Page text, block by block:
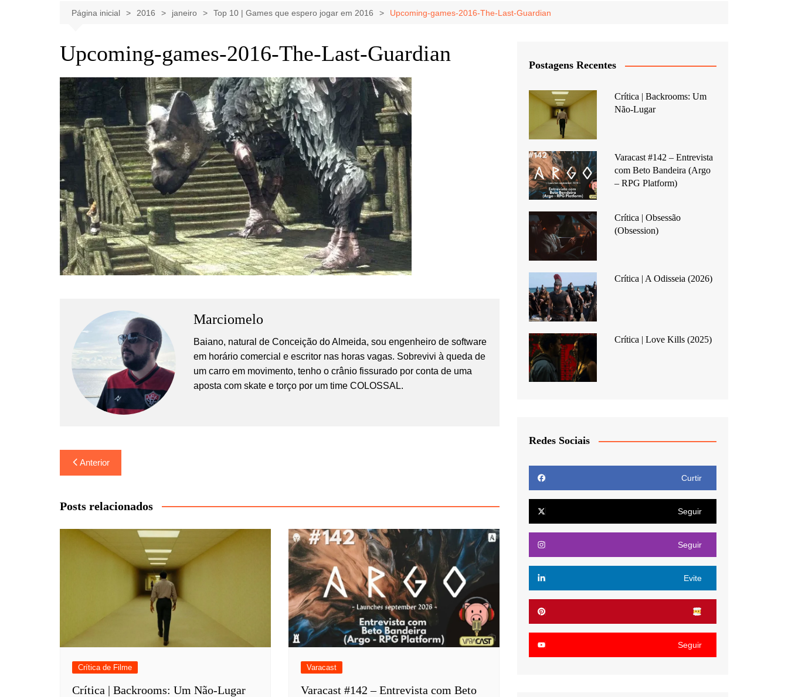
Celebridades
Música
Notícias
Clássicos
Livros
Game ReviewRadiola Torresmo
Umbivis
Tv
Página inicial 2016 janeiro Top 10 | Games que espero jogar em 2016 Upcoming-games-2016-The-Last-Guardian
Upcoming-games-2016-The-Last-Guardian
Marciomelo
Baiano, natural de Conceição do Almeida, sou engenheiro de software
em horário comercial e escritor nas horas vagas. Sobrevivi à queda de
um carro em movimento, tenho o crânio fissurado por conta de uma
aposta com skate e torço por um time COLOSSAL.
Navegação
de
Post
Anterior
Posts relacionados
Crítica de Filme
Crítica | Backrooms: Um Não-Lugar
Varacast
Varacast #142 – Entrevista com Beto
Postagens Recentes
Crítica | Backrooms: Um
Não-Lugar
Varacast #142 – Entrevista
com Beto Bandeira (Argo
– RPG Platform)
Crítica | Obsessão
(Obsession)
Crítica | A Odisseia (2026)
Crítica | Love Kills (2025)
Redes Sociais
Curtir
Seguir
Seguir
Evite
Seguir